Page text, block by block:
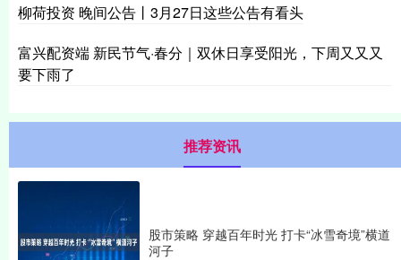
柳荷投资 晚间公告丨3月27日这些公告有看头
富兴配资端 新民节气·春分｜双休日享受阳光，下周又又又
要下雨了
推荐资讯
股市策略 穿越百年时光 打卡“冰雪奇境”横道
河子